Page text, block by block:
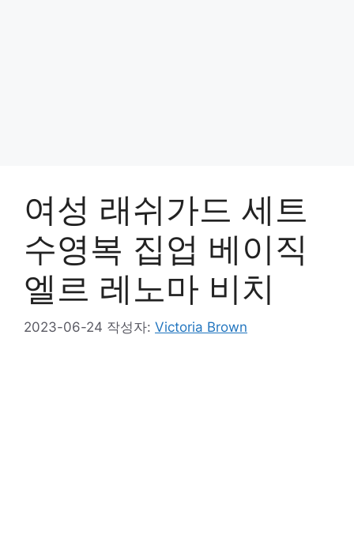
여성 래쉬가드 세트
수영복 집업 베이직
엘르 레노마 비치
2023-06-24 작성자: Victoria Brown